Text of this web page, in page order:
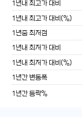
1년내 최고가 대비
1년내 최고가 대비(%)
1년중 최저점
1년내 최저가 대비
1년내 최저가 대비(%)
1년간 변동폭
1년간 등락%